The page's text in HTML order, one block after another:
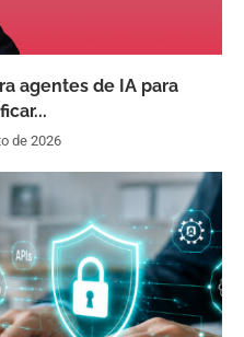
agentes de IA para
de 2026